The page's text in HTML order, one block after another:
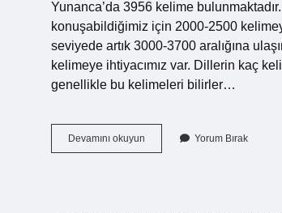
Yunanca’da 3956 kelime
konuşabildiğimiz için 2000-2500
seviyede artık 3000-3700 aralığına
kelimeye ihtiyacımız var. Dillerin kaç
genellikle bu kelimeleri bilirler…
Devamını okuyun
Dilde
Yorum Bırak